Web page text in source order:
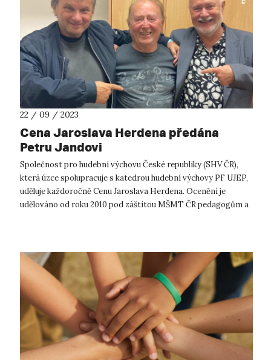
22 / 09 / 2023
Cena Jaroslava Herdena předána
Petru Jandovi
Společnost pro hudební výchovu České republiky (SHV ČR),
která úzce spolupracuje s katedrou hudební výchovy PF UJEP,
uděluje každoročně Cenu Jaroslava Herdena. Ocenění je
udělováno od roku 2010 pod záštitou MŠMT ČR pedagogům a